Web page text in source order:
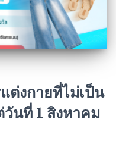
ต่งกายที่ไม่เป็น
นที่ 1 สิงหาคม